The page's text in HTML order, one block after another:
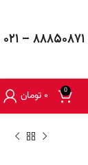
0 ۰ تومان